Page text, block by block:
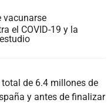
vacunarse
el COVID-19 y la
de 6.4 millones de
y antes de finalizar